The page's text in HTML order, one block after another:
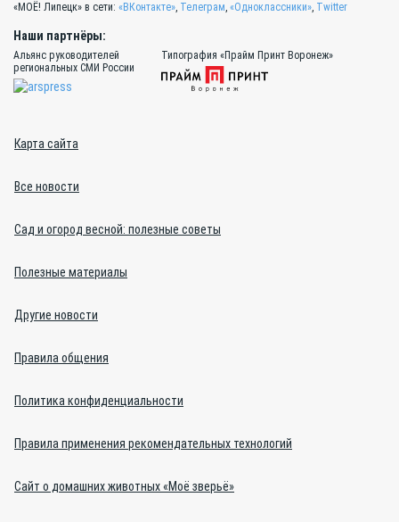
«МОЁ! Липецк» в сети: «ВКонтакте», Телеграм, «Одноклассники», Twitter
Наши партнёры:
Альянс руководителей
региональных СМИ России
Типография «Прайм Принт Воронеж»
Карта сайта
Все новости
Сад и огород весной: полезные советы
Полезные материалы
Другие новости
Правила общения
Политика конфиденциальности
Правила применения рекомендательных технологий
Сайт о домашних животных «Моё зверьё»